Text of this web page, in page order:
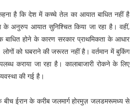
है कि देश में कच्चे तेल का आयात बाधित नहीं है
के अनुरुप आयात सुनिश्चित किया जा रहा है। वहीं,
होने के कारण सरकार प्राथमिकता के आधार
को घबराने की जरूरत नहीं है। वर्तमान में बुकिंग
कराया जा रहा है। कालाबाजारी रोकने के लिए
की गई है।
बीच ईरान के करीब जलमार्ग होरमुज़ जलडमरूमध्य से